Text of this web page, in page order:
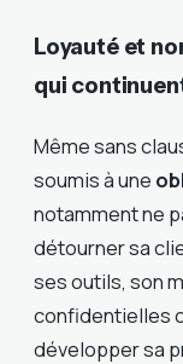
Loyauté et
qui
Même sans
soumis à une
notamment ne
détourner sa
ses outils, son
confidentielles
développer sa